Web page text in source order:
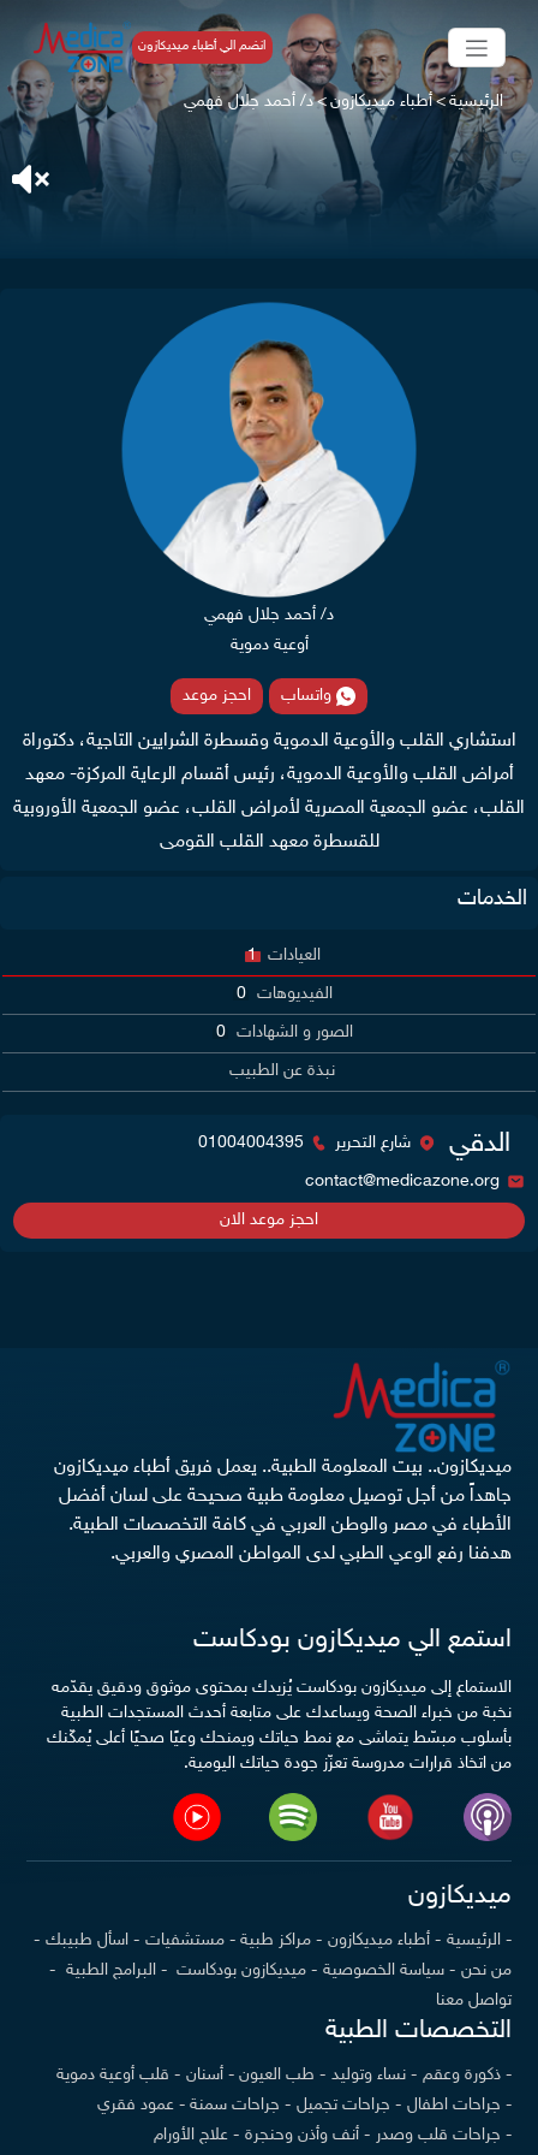
انضم الي أطباء ميديكازون
الرئيسية>أطباء ميديكازون>د/ أحمد جلال فهمي
د/ أحمد جلال فهمي
أوعية دموية
واتساب احجز موعد
استشاري القلب والأوعية الدموية وقسطرة الشرايين التاجية، دكتوراة
أمراض القلب والأوعية الدموية، رئيس أقسام الرعاية المركزة- معهد
القلب، عضو الجمعية المصرية لأمراض القلب، عضو الجمعية الأوروبية
للقسطرة معهد القلب القومى
الخدمات
العيادات 1
الفيديوهات 0
الصور و الشهادات 0
نبذة عن الطبيب
الدقي شارع التحرير
01004004395
contact@medicazone.org
احجز موعد الان
استمع الي ميديكازون بودكاست
ميديكازون.. بيت المعلومة الطبية.. يعمل فريق أطباء ميديكازون
جاهداً من أجل توصيل معلومة طبية صحيحة على لسان أفضل
الأطباء في مصر والوطن العربي في كافة التخصصات الطبية.
هدفنا رفع الوعي الطبي لدى المواطن المصري والعربي.
الاستماع إلى ميديكازون بودكاست يُزيدك بمحتوى موثوق ودقيق يقدّمه
نخبة من خبراء الصحة ويساعدك على متابعة أحدث المستجدات الطبية
بأسلوب مبسّط يتماشى مع نمط حياتك ويمنحك وعيًا صحيًا أعلى يُمكّنك
من اتخاذ قرارات مدروسة تعزّز جودة حياتك اليومية.
ميديكازون
- الرئيسية - أطباء ميديكازون - مراكز طبية - مستشفيات - اسأل طبيبك -
من نحن - سياسة الخصوصية - ميديكازون بودكاست - البرامج الطبية -
تواصل معنا
التخصصات الطبية
- ذكورة وعقم - نساء وتوليد - طب العيون - أسنان - قلب أوعية دموية
- جراحات اطفال - جراحات تجميل - جراحات سمنة - عمود فقري
- جراحات قلب وصدر - أنف وأذن وحنجرة - علاج الأورام